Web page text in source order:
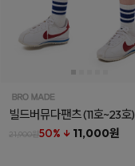
빌드버뮤다팬츠(11호~23호)
21,900원50% ↓ 11,000원